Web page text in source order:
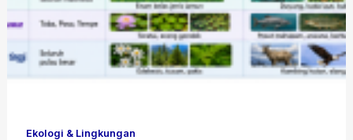
Ekologi & Lingkungan